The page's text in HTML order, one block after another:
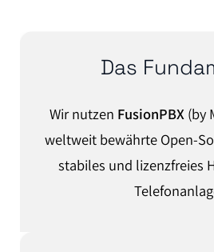
Das
Wir nutzen FusionPBX(by
weltweit bewährte Open-
stabiles und lizenzfreies